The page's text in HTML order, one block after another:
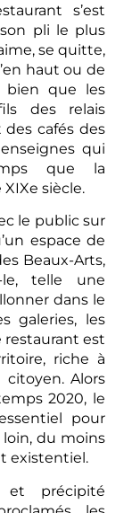
s’est
pli le plus
se quitte,
haut ou de
bien que les
des relais
des cafés des
qui
que la
siècle.
le public sur
espace de
Beaux-Arts,
le, telle une
dans le
galeries, les
restaurant est
riche à
citoyen. Alors
2020, le
pour
du moins
existentiel.
précipité